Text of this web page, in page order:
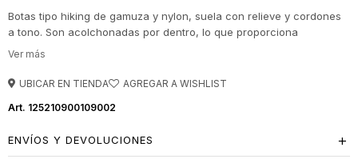
Botas tipo hiking de gamuza y nylon, suela con relieve y cordones
a tono. Son acolchonadas por dentro, lo que proporciona
comodidad y abrigo.
UBICAR EN TIENDA
125210900109002
ENVÍOS Y DEVOLUCIONES